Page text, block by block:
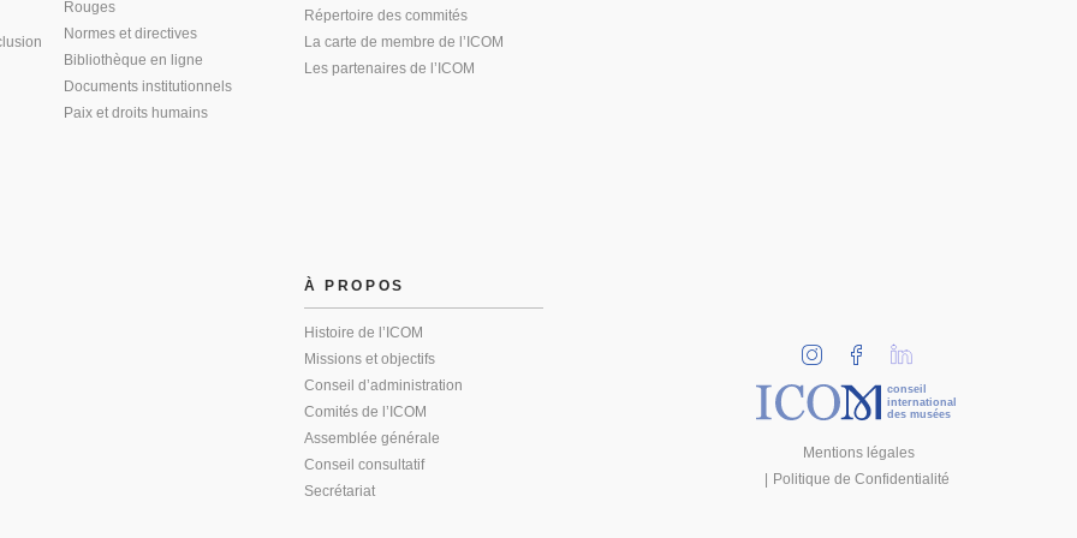
Rouges
Normes et directives
Bibliothèque en ligne
Documents institutionnels
Paix et droits humains
Répertoire des commités
La carte de membre de l’ICOM
Les partenaires de l’ICOM
À PROPOS
Histoire de l’ICOM
Missions et objectifs
Conseil d’administration
Comités de l’ICOM
Assemblée générale
Conseil consultatif
Secrétariat
conseil
international
des musées
Mentions légales
Politique de Confidentialité